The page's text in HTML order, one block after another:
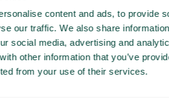
content and ads, to provide
our traffic. We also share
social media, advertising and
other information that you’ve
from your use of their services.
sinun